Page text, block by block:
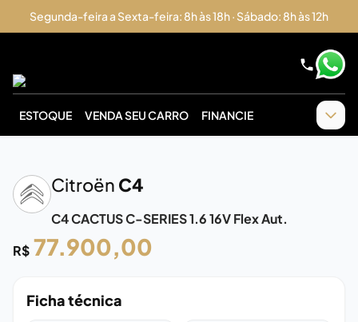
Segunda-feira a Sexta-feira: 8h às 18h · Sábado: 8h às 12h
ESTOQUE VENDA SEU CARRO FINANCIE
Citroën C4
C4 CACTUS C-SERIES 1.6 16V Flex Aut.
R$ 77.900,00
Ficha técnica